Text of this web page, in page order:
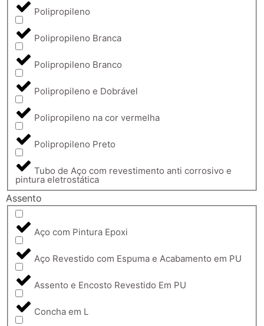
Polipropileno
Polipropileno Branca
Polipropileno Branco
Polipropileno e Dobrável
Polipropileno na cor vermelha
Polipropileno Preto
Tubo de Aço com revestimento anti corrosivo e
pintura eletrostática
Assento
Aço com Pintura Epoxi
Aço Revestido com Espuma e Acabamento em PU
Assento e Encosto Revestido Em PU
Concha em L